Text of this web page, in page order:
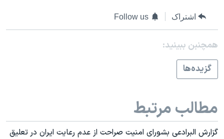
گالری عکس
آرشیو پخش زنده
اعتراضات زن، زندگی، آزادی
مجموعه مستندهای دادخواهی
تریبونال مردمی آبان ۹۸
دادگاه حمید نوری
قانون شفافیت دارائی کادر رهبری ایران
اعتراضات مردمی آبان ۹۸
اشتراک Follow us
همچنبن ببینید:
گزيده‌ها
مطالب مرتبط
گزارش البرادعی بشورای امنيت صراحت از عدم رعايت ايران در تعليق